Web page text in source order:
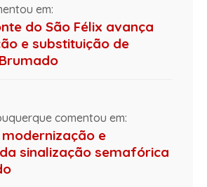
em:
do São Félix avança
e substituição de
comentou em:
modernização e
sinalização semafórica